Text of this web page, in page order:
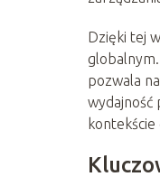
Dzięki tej
globalnym.
pozwala
wydajność
kontekście